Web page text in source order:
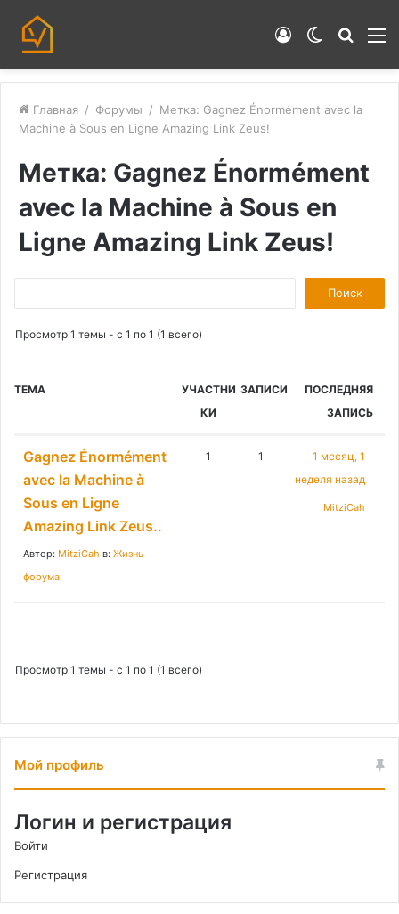
Switch
Войти
Главная / Форумы / Метка: Gagnez Énormément avec la
Machine à Sous en Ligne Amazing Link Zeus!
Метка: Gagnez Énormément
avec la Machine à Sous en
Ligne Amazing Link Zeus!
о
и
Просмотр 1 темы - с 1 по 1 (1 всего)
ТЕМА
УЧАСТНИ
КИ
ЗАПИСИ
ПОСЛЕДНЯЯ
ЗАПИСЬ
Gagnez Énormément
avec la Machine à
Sous en Ligne
Amazing Link Zeus..
Автор: MitziCah в: Жизнь
форума
1 1
1 месяц, 1
неделя назад
MitziCah
Просмотр 1 темы - с 1 по 1 (1 всего)
Мой профиль
Логин и регистрация
Войти
Регистрация